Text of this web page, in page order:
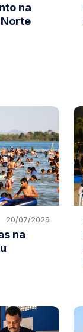
na
20/07/2026
na